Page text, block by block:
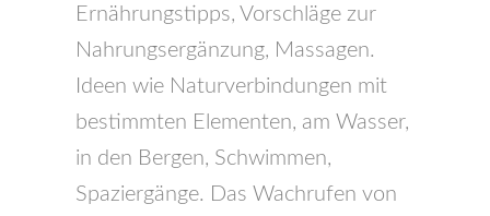
Ernährungstipps, Vorschläge zur
Nahrungsergänzung, Massagen.
Ideen wie Naturverbindungen mit
bestimmten Elementen, am Wasser,
in den Bergen, Schwimmen,
Spaziergänge. Das Wachrufen von